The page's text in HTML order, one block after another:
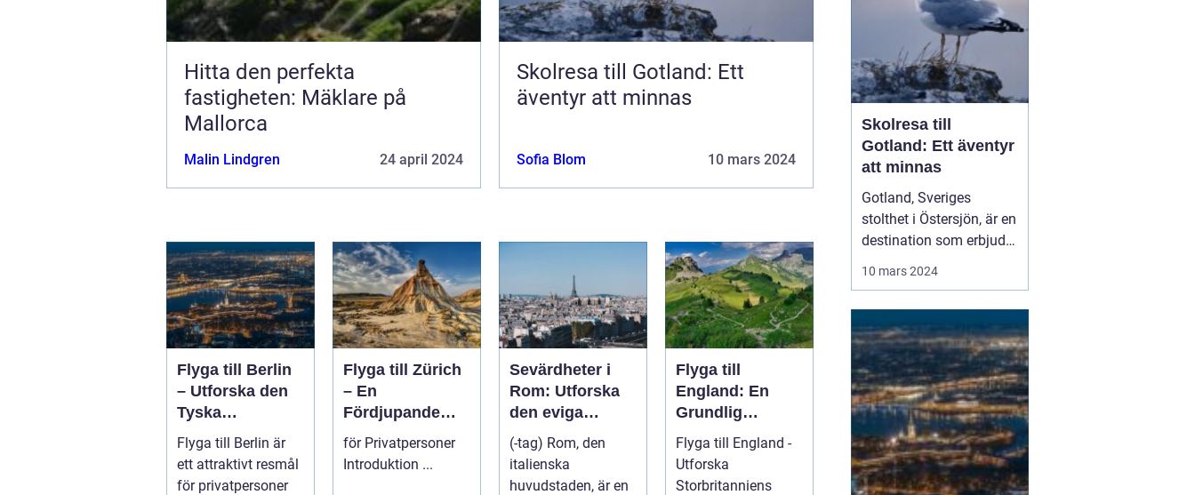
Hitta den perfekta
fastigheten: Mäklare på
Mallorca
Malin Lindgren 24 april 2024
Skolresa till Gotland: Ett
äventyr att minnas
Sofia Blom 10 mars 2024
Flyga till Berlin
– Utforska den
Tyska
Huvudstaden på
Nära Håll
Flyga till Berlin är
ett attraktivt resmål
för privatpersoner
Flyga till Zürich
– En
Fördjupande
Guide
för Privatpersoner
Introduktion ...
Sevärdheter i
Rom: Utforska
den eviga
staden
(-tag) Rom, den
italienska
huvudstaden, är en
Flyga till
England: En
Grundlig
Översikt
Flyga till England -
Utforska
Storbritanniens
Skolresa till
Gotland: Ett äventyr
att minnas
Gotland, Sveriges
stolthet i Östersjön, är en
destination som erbjuder
naturlig skönhet, är ett
populärt val för skolr...
10 mars 2024